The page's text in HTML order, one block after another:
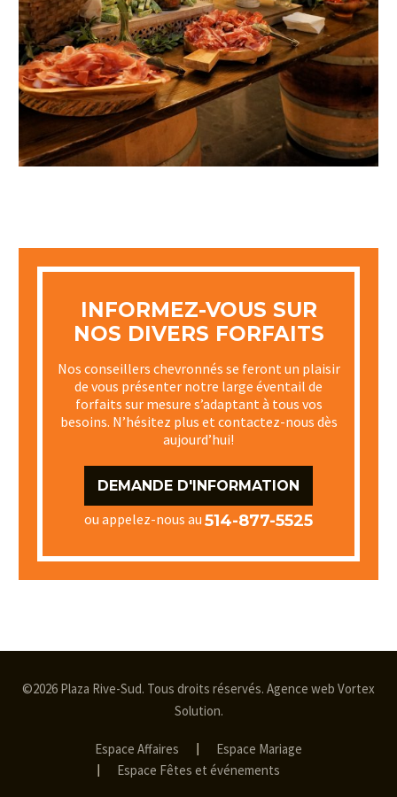
INFORMEZ-VOUS SUR
NOS DIVERS FORFAITS
Nos conseillers chevronnés se feront un plaisir
de vous présenter notre large éventail de
forfaits sur mesure s’adaptant à tous vos
besoins. N’hésitez plus et contactez-nous dès
aujourd’hui!
DEMANDE D'INFORMATION
ou appelez-nous au 514-877-5525
Espace Affaires
Espace Mariage
Espace Fêtes et événements
©2026 Plaza Rive-Sud. Tous droits réservés. Agence web Vortex
Solution.